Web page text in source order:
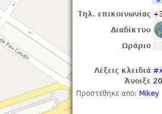
Τηλ. επικοινωνίας
Διαδίκτυο
Ωράριο
Λέξεις κλειδιά
Άνοιξε
Προστέθηκε από: Mikey